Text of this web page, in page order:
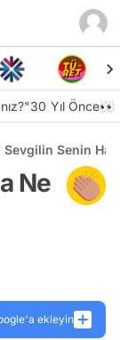
30 Yıl Önce👀
Sevgilin Senin
Ne
ekleyin